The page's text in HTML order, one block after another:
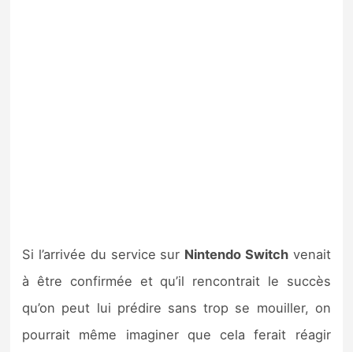
Si l’arrivée du service sur Nintendo Switchvenait
à être confirmée et qu’il rencontrait le succès
qu’on peut lui prédire sans trop se mouiller, on
pourrait même imaginer que cela ferait réagir